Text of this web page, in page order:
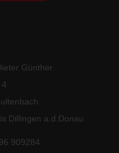
Günther
Dillingen a.d.Donau
909284